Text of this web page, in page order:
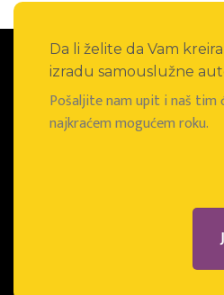
Da li želite da Vam
izradu samouslužne
Pošaljite nam upit i naš tim
najkraćem mogućem roku.